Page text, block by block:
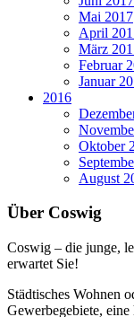
Mai 2017
April
März
Februar
Januar
2016
Oktober
August
Über Coswig
Coswig – die junge,
erwartet Sie!
Städtisches Wohnen
Gewerbegebiete,